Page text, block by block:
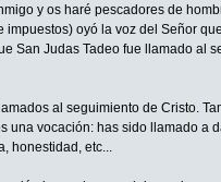
y os haré pescadores de
impuestos) oyó la voz del Señor
San Judas Tadeo fue llamado al
al seguimiento de Cristo.
una vocación: has sido llamado a
honestidad, etc...